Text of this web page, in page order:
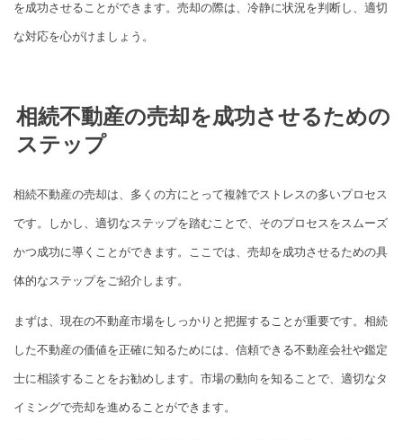
を成功させることができます。売却の際は、冷静に状況を判断し、適切
な対応を心がけましょう。
相続不動産の売却を成功させるための
ステップ
相続不動産の売却は、多くの方にとって複雑でストレスの多いプロセス
です。しかし、適切なステップを踏むことで、そのプロセスをスムーズ
かつ成功に導くことができます。ここでは、売却を成功させるための具
体的なステップをご紹介します。
まずは、現在の不動産市場をしっかりと把握することが重要です。相続
した不動産の価値を正確に知るためには、信頼できる不動産会社や鑑定
士に相談することをお勧めします。市場の動向を知ることで、適切なタ
イミングで売却を進めることができます。